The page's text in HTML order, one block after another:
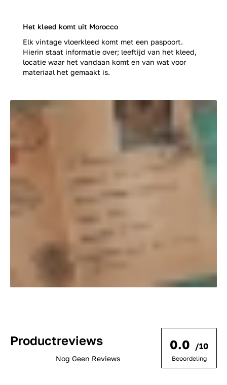
Het kleed komt uit Morocco
Elk vintage vloerkleed komt met een paspoort.
Hierin staat informatie over; leeftijd van het kleed,
locatie waar het vandaan komt en van wat voor
materiaal het gemaakt is.
Productreviews
Nog Geen Reviews
0.0 /10
Beoordeling